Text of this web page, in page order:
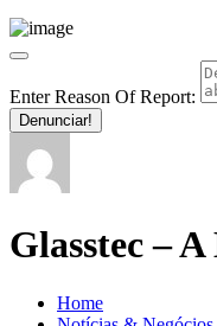
Enter Reason Of Report:
Denunciar!
Glasstec –
Home